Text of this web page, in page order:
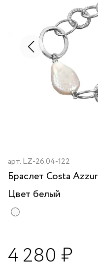
арт. LZ-26.04-122
Браслет Costa
Цвет белый
4 280 ₽